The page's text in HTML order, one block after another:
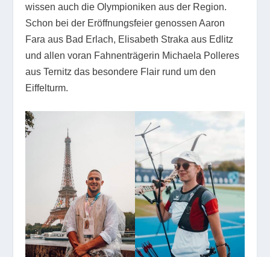
wissen auch die Olympioniken aus der Region.
Schon bei der Eröffnungsfeier genossen Aaron
Fara aus Bad Erlach, Elisabeth Straka aus Edlitz
und allen voran Fahnenträgerin Michaela Polleres
aus Ternitz das besondere Flair rund um den
Eiffelturm.